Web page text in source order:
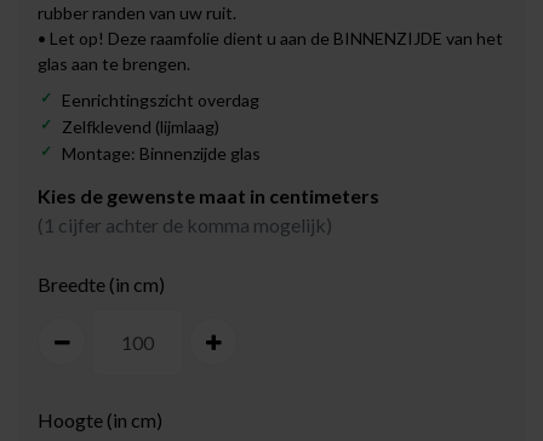
rubber randen van uw ruit.
• Let op! Deze raamfolie dient u aan de BINNENZIJDE van het
glas aan te brengen.
Eenrichtingszicht overdag
Zelfklevend (lijmlaag)
Montage: Binnenzijde glas
Kies de gewenste maat in centimeters
(1 cijfer achter de komma mogelijk)
Breedte (in cm)
Hoogte (in cm)